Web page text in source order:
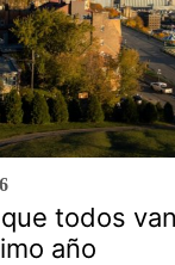
todos
año